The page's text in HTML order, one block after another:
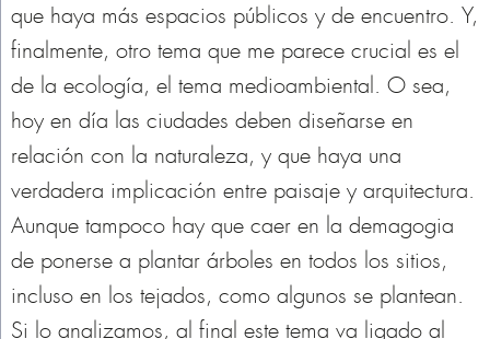
que haya más espacios públicos y de encuentro. Y,
finalmente, otro tema que me parece crucial es el
de la ecología, el tema medioambiental. O sea,
hoy en día las ciudades deben diseñarse en
relación con la naturaleza, y que haya una
verdadera implicación entre paisaje y arquitectura.
Aunque tampoco hay que caer en la demagogia
de ponerse a plantar árboles en todos los sitios,
incluso en los tejados, como algunos se plantean.
Si lo analizamos, al final este tema va ligado al